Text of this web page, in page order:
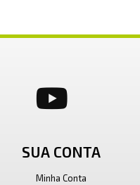
SUA CONTA
Minha Conta